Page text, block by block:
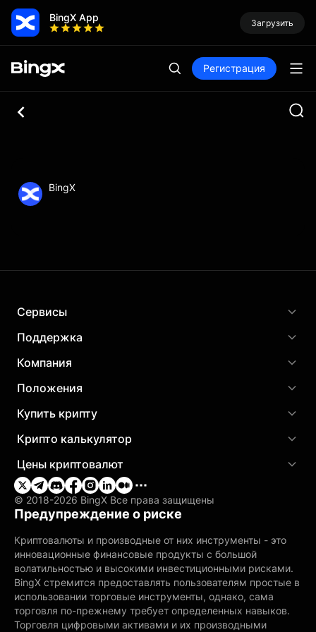
BingX App Загрузить
Регистрация
BingX
Сервисы
Поддержка
Компания
Положения
Купить крипту
Крипто калькулятор
Цены криптовалют
© 2018-2026 BingX Все права защищены
Предупреждение о риске
Криптовалюты и производные от них инструменты - это
инновационные финансовые продукты с большой
волатильностью и высокими инвестиционными рисками.
BingX стремится предоставлять пользователям простые в
использовании торговые инструменты, однако, сама
торговля по-прежнему требует определенных навыков.
Торговля цифровыми активами и их производными